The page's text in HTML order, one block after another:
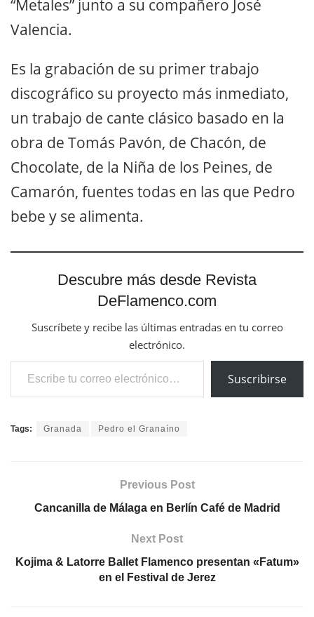
“Metales” junto a su compañero José
Valencia.
Es la grabación de su primer trabajo
discográfico su proyecto más inmediato,
un trabajo de cante clásico basado en la
obra de Tomás Pavón, de Chacón, de
Chocolate, de la Niña de los Peines, de
Camarón, fuentes todas en las que Pedro
bebe y se alimenta.
Descubre más desde Revista
DeFlamenco.com
Suscríbete y recibe las últimas entradas en tu correo
electrónico.
Escribe tu correo electrónico…
Suscribirse
Tags: Granada Pedro el Granaíno
Previous Post
Cancanilla de Málaga en Berlín Café de Madrid
Next Post
Kojima & Latorre Ballet Flamenco presentan «Fatum»
en el Festival de Jerez